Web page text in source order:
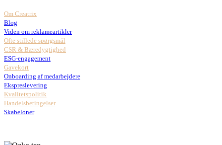
Om Creatrix
Blog
Viden om reklameartikler
Ofte stillede spørgsmål
CSR & Bæredygtighed
ESG-engagement
Gavekort
Onboarding af medarbejdere
Ekspreslevering
Kvalitetspolitik
Handelsbetingelser
Skabeloner